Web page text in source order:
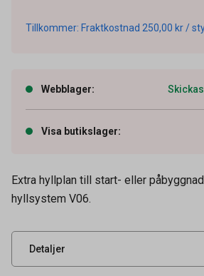
Tillkommer: Fraktkostnad 250,00 kr /
Webblager:
Visa butikslager:
Extra hyllplan till start- eller
hyllsystem V06.
Detaljer
Artikelnummer
Leverantörens
UNSPSC